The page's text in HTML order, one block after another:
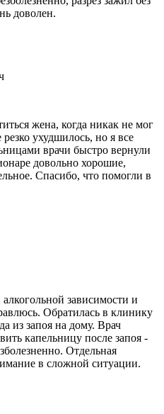
доволен.
жена, когда никак не мог
ухудшилось, но я все
врачи быстро вернули
довольно хорошие,
Спасибо, что помогли в
зависимости и
Обратилась в клинику
из запоя на дому. Врач
капельницу после запоя -
Отдельная
в сложной ситуации.